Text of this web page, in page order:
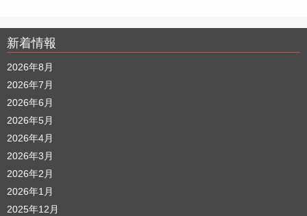
新着情報
2026年8月
2026年7月
2026年6月
2026年5月
2026年4月
2026年3月
2026年2月
2026年1月
2025年12月